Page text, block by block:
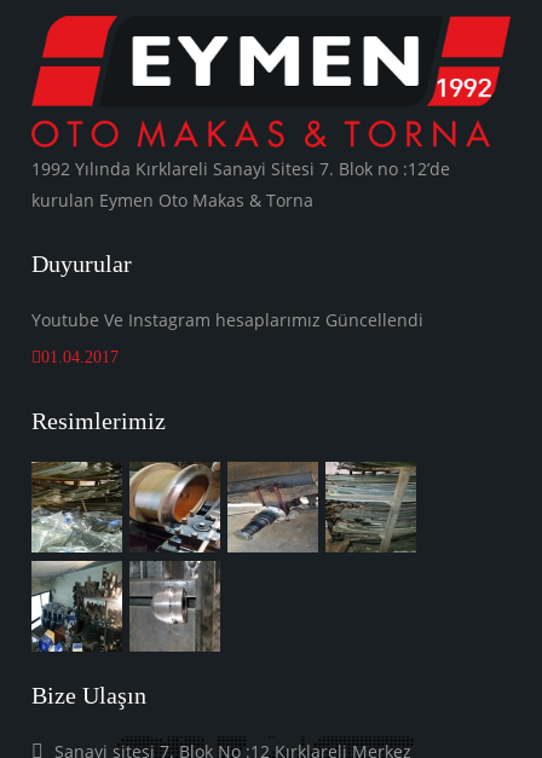
1992 Yılında Kırklareli Sanayi Sitesi 7. Blok no :12’de
kurulan Eymen Oto Makas & Torna
Duyurular
Youtube Ve Instagram hesaplarımız Güncellendi
01.04.2017
Resimlerimiz
Bize Ulaşın
Sanayi sitesi 7. Blok No :12 Kırklareli Merkez